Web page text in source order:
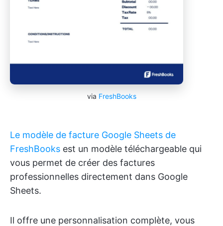
via FreshBooks
Le modèle de facture Google Sheets de
FreshBooks est un modèle téléchargeable qui
vous permet de créer des factures
professionnelles directement dans Google
Sheets.
Il offre une personnalisation complète, vous